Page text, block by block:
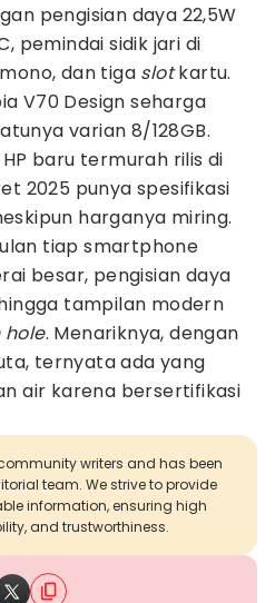
pengisian daya 22,5W
pemindai sidik jari di
dan tiga slotkartu.
V70 Design seharga
varian 8/128GB.
baru termurah rilis di
2025 punya spesifikasi
harganya miring.
tiap smartphone
besar, pengisian daya
tampilan modern
hole. Menariknya, dengan
ternyata ada yang
air karena bersertifikasi
writers and has been
team. We strive to provide
information, ensuring high
and trustworthiness.